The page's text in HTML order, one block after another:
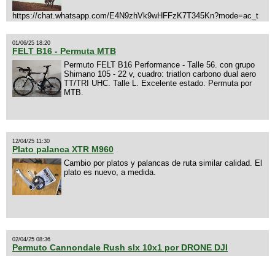
https://chat.whatsapp.com/E4N9zhVk9wHFFzK7T345Kn?mode=ac_t
01/06/25 18:20
FELT B16 - Permuta MTB
Permuto FELT B16 Performance - Talle 56. con grupo
Shimano 105 - 22 v, cuadro: triatlon carbono dual aero
TT/TRI UHC. Talle L. Excelente estado. Permuta por
MTB.
12/04/25 11:30
Plato palanca XTR M960
Cambio por platos y palancas de ruta similar calidad. El
plato es nuevo, a medida.
02/04/25 08:36
Permuto Cannondale Rush slx 10x1 por DRONE DJI